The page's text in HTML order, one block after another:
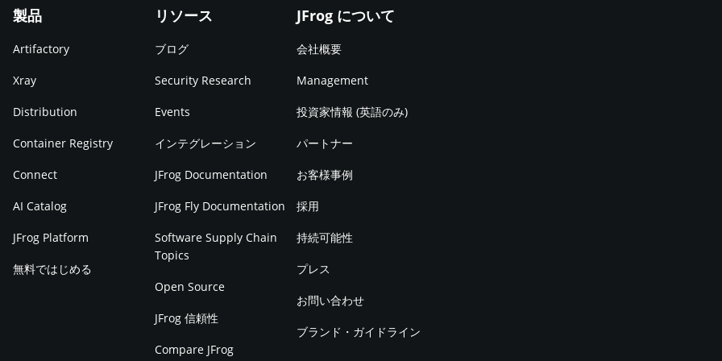
製品
Artifactory
Xray
Distribution
Container Registry
Connect
AI Catalog
JFrog Platform
無料ではじめる
リソース
ブログ
Security Research
Events
インテグレーション
JFrog Documentation
JFrog Fly Documentation
Software Supply Chain
Topics
Open Source
JFrog 信頼性
Compare JFrog
JFrog について
会社概要
Management
投資家情報 (英語のみ)
パートナー
お客様事例
採用
持続可能性
プレス
お問い合わせ
ブランド・ガイドライン